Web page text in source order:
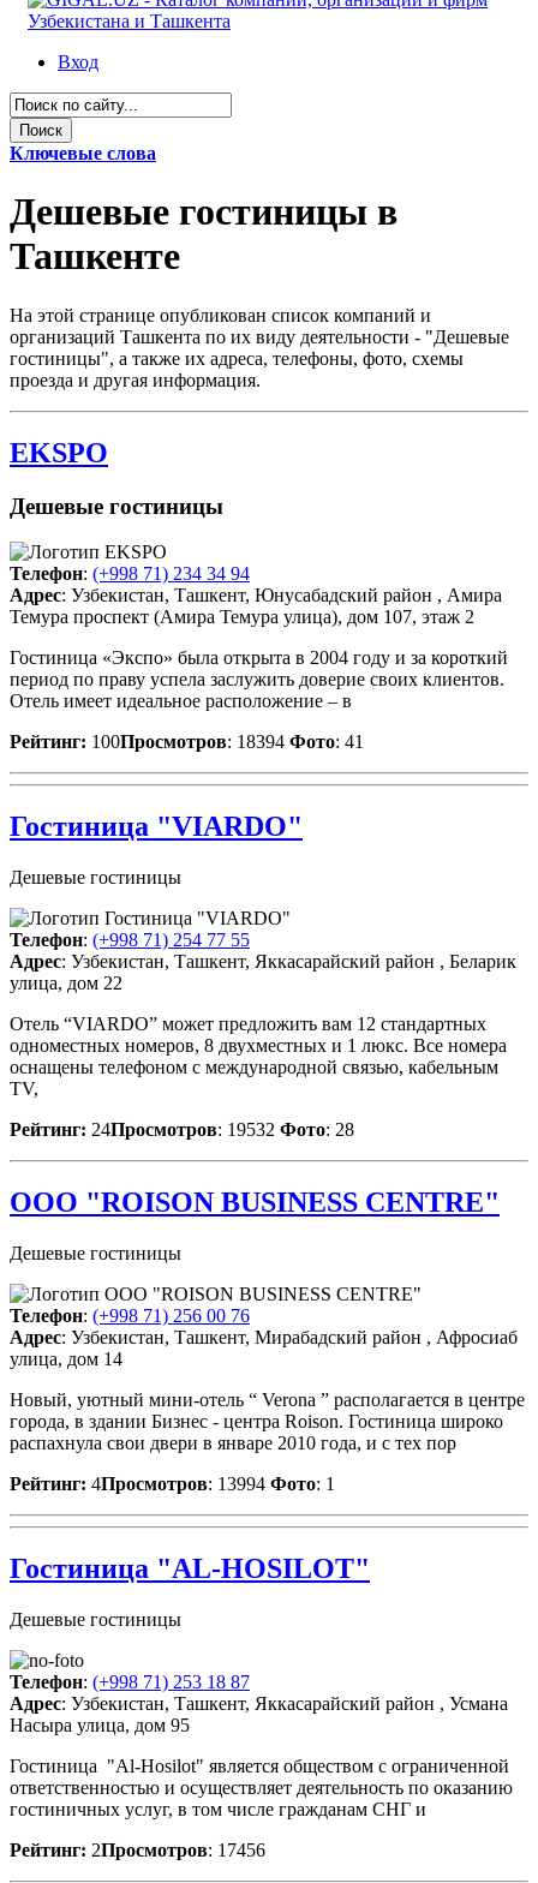
Вход
Ключевые слова
Дешевые гостиницы в
Ташкенте
На этой странице опубликован список компаний и
организаций Ташкента по их виду деятельности - "Дешевые
гостиницы", а также их адреса, телефоны, фото, схемы
проезда и другая информация.
EKSPO
Дешевые гостиницы
Телефон: (+998 71) 234 34 94
Адрес: Узбекистан, Ташкент, Юнусабадский район , Амира
Темура проспект (Амира Темура улица), дом 107, этаж 2
Гостиница «Экспо» была открыта в 2004 году и за короткий
период по праву успела заслужить доверие своих клиентов.
Отель имеет идеальное расположение – в
Рейтинг: 100Просмотров: 18394 Фото: 41
Гостиница "VIARDO"
Дешевые гостиницы
Телефон: (+998 71) 254 77 55
Адрес: Узбекистан, Ташкент, Яккасарайский район , Беларик
улица, дом 22
Отель “VIARDO” может предложить вам 12 стандартных
одноместных номеров, 8 двухместных и 1 люкс. Все номера
оснащены телефоном с международной связью, кабельным
TV,
Рейтинг: 24Просмотров: 19532 Фото: 28
ООО "ROISON BUSINESS CENTRE"
Дешевые гостиницы
Телефон: (+998 71) 256 00 76
Адрес: Узбекистан, Ташкент, Мирабадский район , Афросиаб
улица, дом 14
Новый, уютный мини-отель “ Verona ” располагается в центре
города, в здании Бизнес - центра Roison. Гостиница широко
распахнула свои двери в январе 2010 года, и с тех пор
Рейтинг: 4Просмотров: 13994 Фото: 1
Гостиница "AL-HOSILOT"
Дешевые гостиницы
Телефон: (+998 71) 253 18 87
Адрес: Узбекистан, Ташкент, Яккасарайский район , Усмана
Насыра улица, дом 95
Гостиница "Al-Hosilot" является обществом с ограниченной
ответственностью и осуществляет деятельность по оказанию
гостиничных услуг, в том числе гражданам СНГ и
Рейтинг: 2Просмотров: 17456